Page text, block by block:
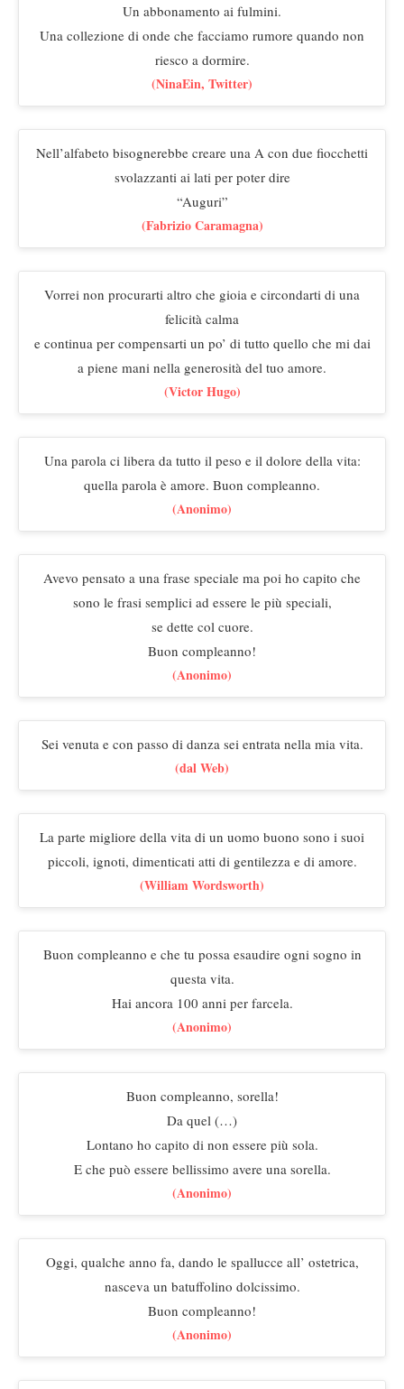
Un abbonamento ai fulmini.
Una collezione di onde che facciamo rumore quando non
riesco a dormire.
(NinaEin, Twitter)
Nell’alfabeto bisognerebbe creare una A con due fiocchetti
svolazzanti ai lati per poter dire
“Auguri”
(Fabrizio Caramagna)
Vorrei non procurarti altro che gioia e circondarti di una
felicità calma
e continua per compensarti un po’ di tutto quello che mi dai
a piene mani nella generosità del tuo amore.
(Victor Hugo)
Una parola ci libera da tutto il peso e il dolore della vita:
quella parola è amore. Buon compleanno.
(Anonimo)
Avevo pensato a una frase speciale ma poi ho capito che
sono le frasi semplici ad essere le più speciali,
se dette col cuore.
Buon compleanno!
(Anonimo)
Sei venuta e con passo di danza sei entrata nella mia vita.
(dal Web)
La parte migliore della vita di un uomo buono sono i suoi
piccoli, ignoti, dimenticati atti di gentilezza e di amore.
(William Wordsworth)
Buon compleanno e che tu possa esaudire ogni sogno in
questa vita.
Hai ancora 100 anni per farcela.
(Anonimo)
Buon compleanno, sorella!
Da quel (…)
Lontano ho capito di non essere più sola.
E che può essere bellissimo avere una sorella.
(Anonimo)
Oggi, qualche anno fa, dando le spallucce all’ ostetrica,
nasceva un batuffolino dolcissimo.
Buon compleanno!
(Anonimo)